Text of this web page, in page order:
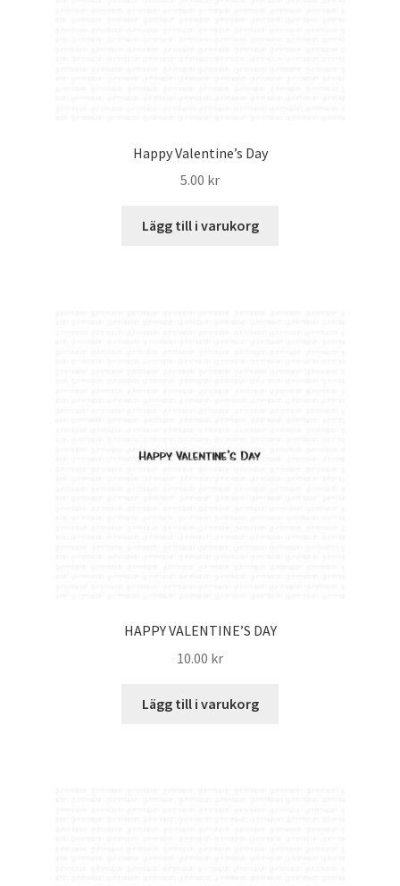
Happy Valentine’s Day
5.00 kr
Lägg till i varukorg
HAPPY VALENTINE’S DAY
10.00 kr
Lägg till i varukorg